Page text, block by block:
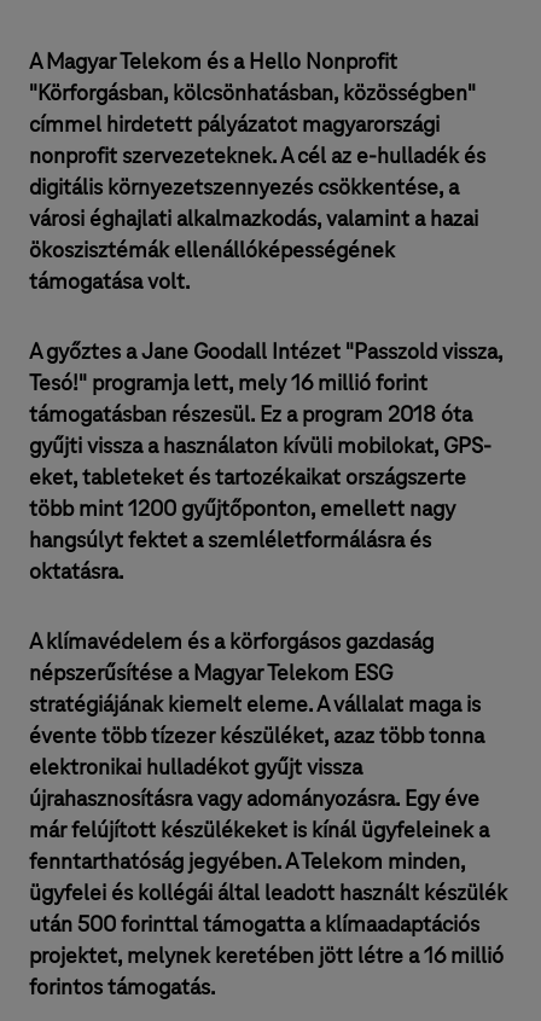
A Magyar Telekom és a Hello Nonprofit
"Körforgásban, kölcsönhatásban, közösségben"
címmel hirdetett pályázatot magyarországi
nonprofit szervezeteknek. A cél az e-hulladék és
digitális környezetszennyezés csökkentése, a
városi éghajlati alkalmazkodás, valamint a hazai
ökoszisztémák ellenállóképességének
támogatása volt.
A győztes a Jane Goodall Intézet "Passzold vissza,
Tesó!" programja lett, mely 16 millió forint
támogatásban részesül. Ez a program 2018 óta
gyűjti vissza a használaton kívüli mobilokat, GPS-
eket, tableteket és tartozékaikat országszerte
több mint 1200 gyűjtőponton, emellett nagy
hangsúlyt fektet a szemléletformálásra és
oktatásra.
A klímavédelem és a körforgásos gazdaság
népszerűsítése a Magyar Telekom ESG
stratégiájának kiemelt eleme. A vállalat maga is
évente több tízezer készüléket, azaz több tonna
elektronikai hulladékot gyűjt vissza
újrahasznosításra vagy adományozásra. Egy éve
már felújított készülékeket is kínál ügyfeleinek a
fenntarthatóság jegyében. A Telekom minden,
ügyfelei és kollégái által leadott használt készülék
után 500 forinttal támogatta a klímaadaptációs
projektet, melynek keretében jött létre a 16 millió
forintos támogatás.